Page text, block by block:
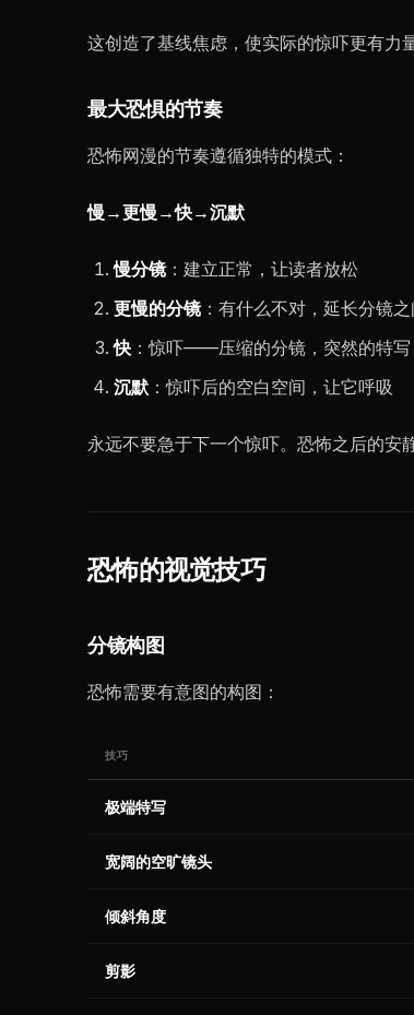
这创造了基线焦虑，使实际的惊吓更有力量
最大恐惧的节奏
恐怖网漫的节奏遵循独特的模式：
慢→更慢→快→沉默
慢分镜：建立正常，让读者放松
更慢的分镜：有什么不对，延长分镜
快 ：惊吓——压缩的分镜，突然的特
沉默 ：惊吓后的空白空间，让它呼吸
永远不要急于下一个惊吓。恐怖之后的
恐怖的视觉技巧
分镜构图
恐怖需要有意图的构图：
技巧
极端特写
宽阔的空旷镜头
倾斜角度
剪影